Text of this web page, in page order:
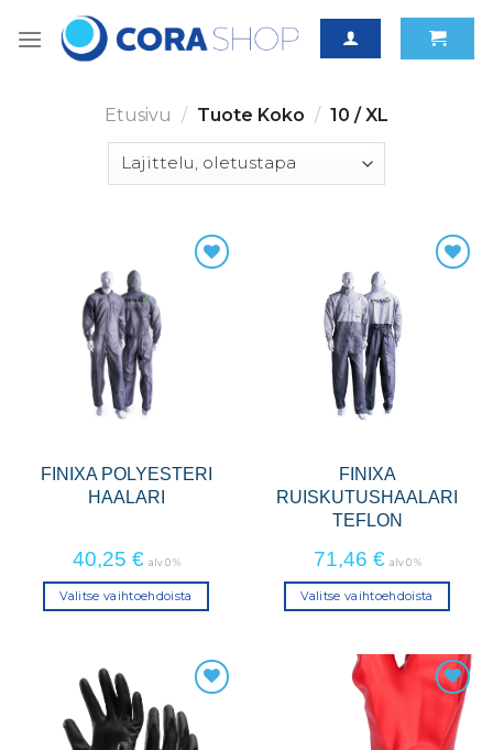
Etusivu / Tuote Koko / 10 / XL
FINIXA POLYESTERI
HAALARI
40,25 € alv 0 %
Valitse vaihtoehdoista
useampi
muunnelma.
Voit
FINIXA
RUISKUTUSHAALARI
TEFLON
71,46 € alv 0 %
Valitse vaihtoehdoista
useampi
muunnelma.
Voit